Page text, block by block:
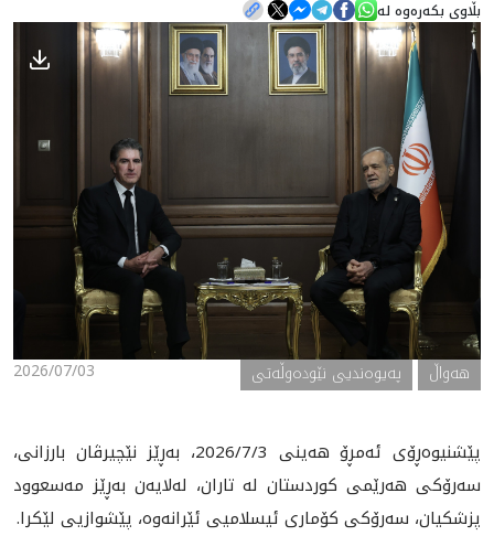
هه‌واڵ
گەلەری
بڵاوی بکەرەوە لە
2026/07/03 هه‌واڵ په‌یوه‌ندیی نێوده‌وڵه‌تی
پێشنیوەڕۆی ئەمڕۆ هەینی 2026/7/3، بەڕێز نێچیرڤان بارزانی،
سەرۆکی هەرێمی کوردستان له‌ تاران، له‌لايه‌ن بەڕێز مەسعوود
پزشکیان، سەرۆکی کۆماری ئیسلامیی ئێرانه‌وه‌، پێشوازیی لێكرا.